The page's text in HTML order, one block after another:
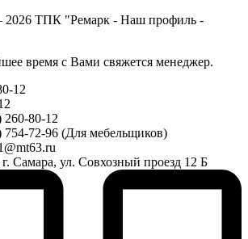
ТПК "Ремарк - Наш профиль -
время с Вами свяжется менеджер.
12
260-80-12
754-72-96 (Для мебельщиков)
Самара, ул. Совхозный проезд 12 Б